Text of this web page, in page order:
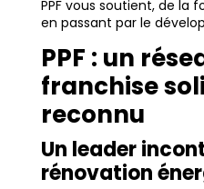
PPF vous soutient, de la
en passant par le
PPF : un
franchise
reconnu
Un leader
rénovation